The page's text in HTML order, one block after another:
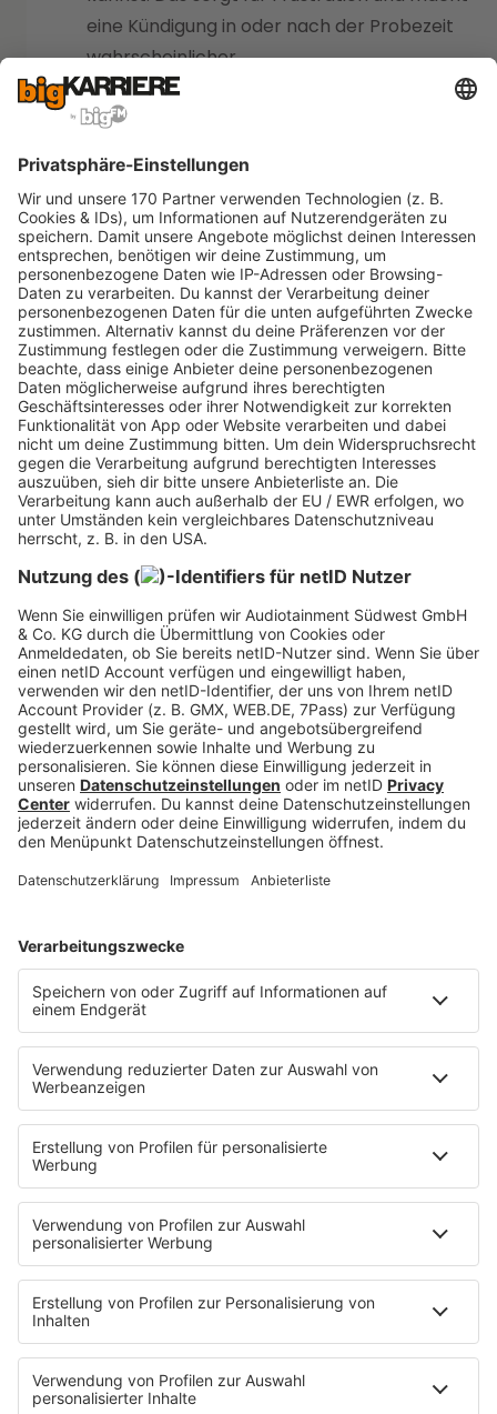
eine Kündigung in oder nach der Probezeit
wahrscheinlicher.
Rechtliche Konsequenzen:
Fällen kann das Manipulieren von
haben, etwa wenn falsche Angaben zur
Kündigung oder
Schadensersatzansprüchen führen.
Auch langfristig können solche Täuschungen
eine Karriere blockieren. Arbeitgeber:innen
vernetzen sich und tauschen Informationen aus
– ein schlechter Ruf kann dich über Jahre
begleiten. Je nach Branche ist das Risiko hoch,
dass du sogar auf einer Blacklist landest, sodass
du dir künftige Bewerbungen gleich sparen
kannst.
Letztlich ist Ehrlichkeit der Schlüssel. Lücken im
Lebenslauf können erklärt werden,gefälschte
Inhalte nicht.
Fazit
Ein Lebenslauf spiegelt deinen beruflichen Weg
helfen, wenn du selbst mit der Optimierung nicht
gefälschte Angaben ist riskant und oft leicht
erkennbar. Die Konsequenzen reichen von
Absage im Bewerbungsverfahren bis zu
ernsthaften, langfristigen Konsequenzen für
deine Karriere. Prüfe daher alle Angaben, die die
KI in deinen Lebenslauf setzt, genau und setze auf
deine echten Stärken: Zeig, was dich einzigartig
macht, und sei ehrlich, auch wenn dein Werdegang
nicht perfekt ist.
HOME
INFOS